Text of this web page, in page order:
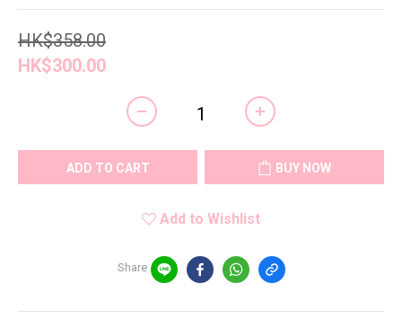
HK$358.00
HK$300.00
ADD TO CART BUY NOW
Add to Wishlist
Share